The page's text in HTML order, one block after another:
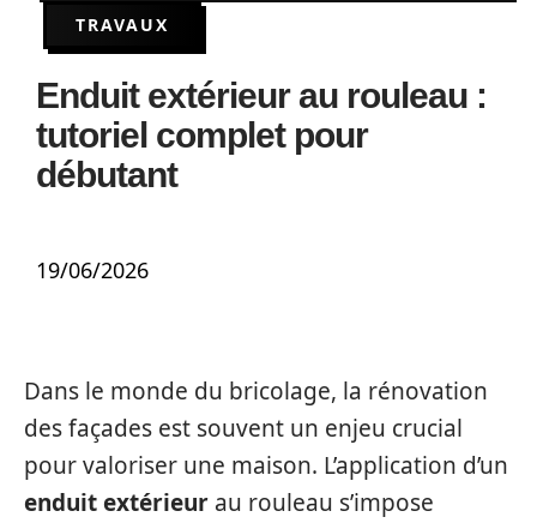
TRAVAUX
Enduit extérieur au rouleau :
tutoriel complet pour
débutant
19/06/2026
Dans le monde du bricolage, la rénovation
des façades est souvent un enjeu crucial
pour valoriser une maison. L’application d’un
enduit extérieur au rouleau s’impose